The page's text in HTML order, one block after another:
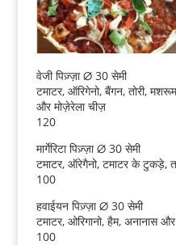
वेजी पिज़्ज़ा ∅ 30 सेमी
टमाटर, ऑरिगेनो, बैंगन, तोरी,
और मोज़ेरेला चीज़
120
मार्गेरिटा पिज़्ज़ा ∅ 30 सेमी
टमाटर, ऑरेगैनो, टमाटर के टुकड़े,
100
हवाईयन पिज़्ज़ा ∅ 30 सेमी
टमाटर, ओरिगानो, हैम, अनानास
100